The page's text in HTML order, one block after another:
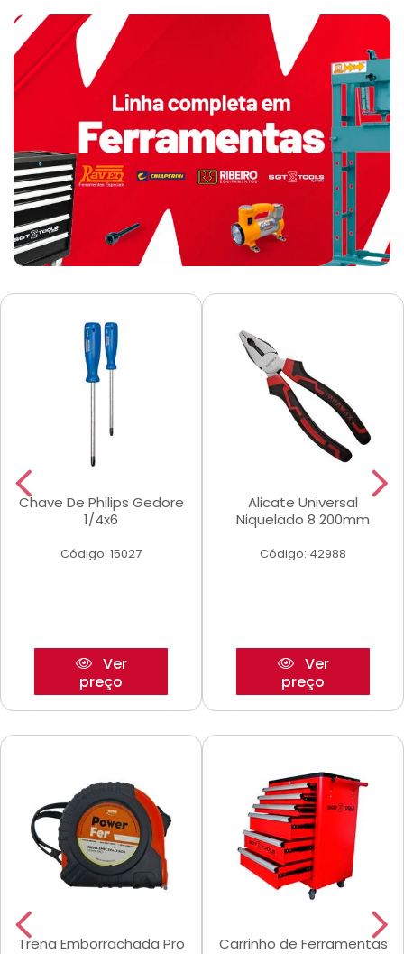
Chave De Philips Gedore
1/4x6
Código: 15027
Ver
preço
Alicate Universal
Niquelado 8 200mm
Código: 42988
Ver
preço
Trena Emborrachada Pro
Carrinho de Ferramentas